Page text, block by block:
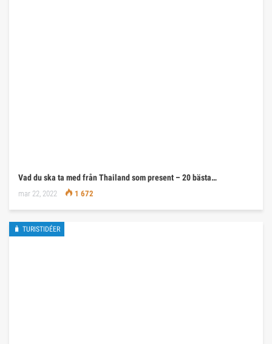
Vad du ska ta med från Thailand som present – 20 bästa…
mar 22, 2022 1 672
🧳 TURISTIDÉER